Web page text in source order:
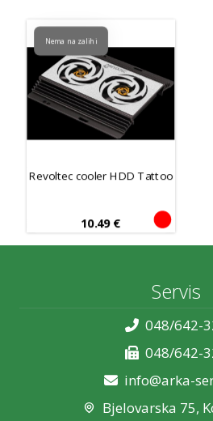
Revoltec cooler HDD Tattoo
10.49 €
Nema na zalihi
Servis
048/642-
048/642-
info@arka-
Bjelovarska 75,